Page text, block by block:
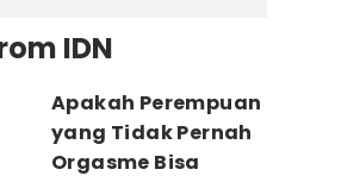
IDN
Apakah Perempuan
yang Tidak Pernah
Orgasme Bisa